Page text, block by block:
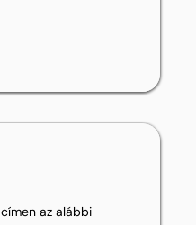
címen az alábbi